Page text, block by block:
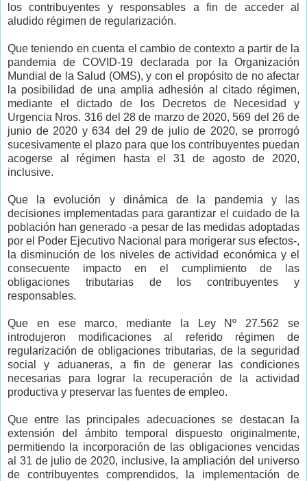
los contribuyentes y responsables a fin de acceder al
aludido régimen de regularización.
Que teniendo en cuenta el cambio de contexto a partir de la
pandemia de COVID-19 declarada por la Organización
Mundial de la Salud (OMS), y con el propósito de no afectar
la posibilidad de una amplia adhesión al citado régimen,
mediante el dictado de los Decretos de Necesidad y
Urgencia Nros. 316 del 28 de marzo de 2020, 569 del 26 de
junio de 2020 y 634 del 29 de julio de 2020, se prorrogó
sucesivamente el plazo para que los contribuyentes puedan
acogerse al régimen hasta el 31 de agosto de 2020,
inclusive.
Que la evolución y dinámica de la pandemia y las
decisiones implementadas para garantizar el cuidado de la
población han generado -a pesar de las medidas adoptadas
por el Poder Ejecutivo Nacional para morigerar sus efectos-,
la disminución de los niveles de actividad económica y el
consecuente impacto en el cumplimiento de las
obligaciones tributarias de los contribuyentes y
responsables.
Que en ese marco, mediante la Ley Nº 27.562 se
introdujeron modificaciones al referido régimen de
regularización de obligaciones tributarias, de la seguridad
social y aduaneras, a fin de generar las condiciones
necesarias para lograr la recuperación de la actividad
productiva y preservar las fuentes de empleo.
Que entre las principales adecuaciones se destacan la
extensión del ámbito temporal dispuesto originalmente,
permitiendo la incorporación de las obligaciones vencidas
al 31 de julio de 2020, inclusive, la ampliación del universo
de contribuyentes comprendidos, la implementación de